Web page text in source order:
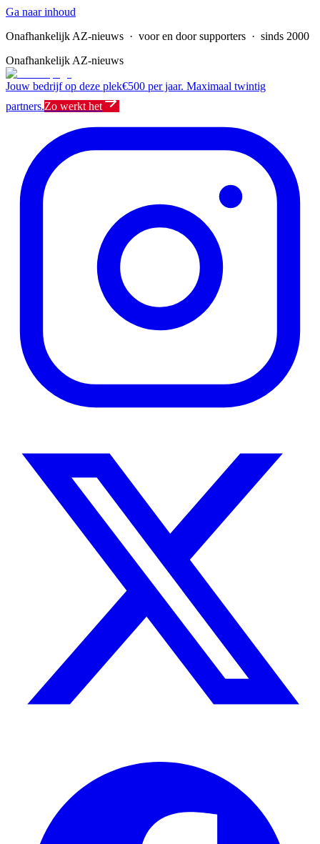
Ga naar inhoud
Onafhankelijk AZ-nieuws · voor en door supporters · sinds 2000
Onafhankelijk AZ-nieuws
Jouw bedrijf op deze plek€500 per jaar. Maximaal twintig
partners.Zo werkt het